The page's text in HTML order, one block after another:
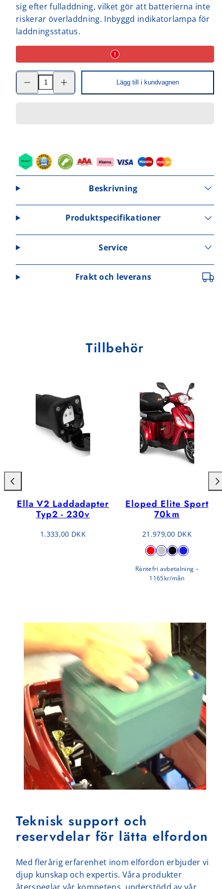
sig efter fulladdning, vilket gör att batterierna inte
riskerar överladdning. Inbyggd indikatorlampa för
laddningsstatus.
Minska
kvantitet
kvantitet
Lägg till i kundvagnen
Beskrivning
Produktspecifikationer
Service
Frakt och leverans
Tillbehör
Ella V2 Laddadapter
Typ2 - 230v
Normalpris
1.333,00 DKK
Eloped Elite Sport
70km
Normalpris
21.979,00 DKK
Tillgänglig
RödGråSvart
Blå
Räntefri avbetalning –
1165kr/mån
Svinga
vänster
Teknisk support och
reservdelar för lätta elfordon
Med flerårig erfarenhet inom elfordon erbjuder vi
djup kunskap och expertis. Våra produkter